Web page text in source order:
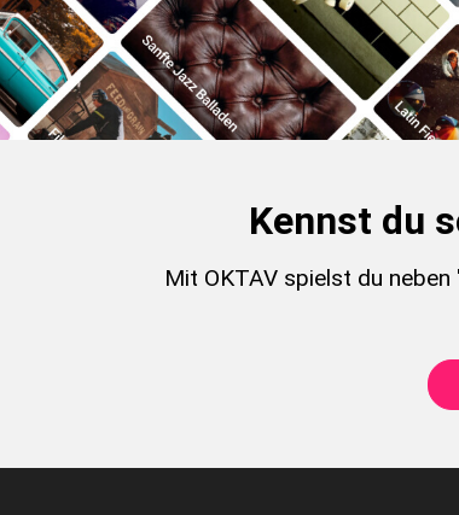
Kennst du
Mit OKTAV spielst du